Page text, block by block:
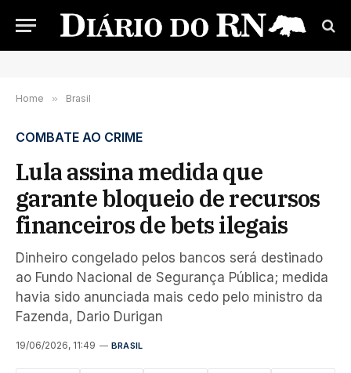
Home » Brasil
COMBATE AO CRIME
Lula assina medida que
garante bloqueio de recursos
financeiros de bets ilegais
Dinheiro congelado pelos bancos será destinado
ao Fundo Nacional de Segurança Pública; medida
havia sido anunciada mais cedo pelo ministro da
Fazenda, Dario Durigan
19/06/2026, 11:49 BRASIL